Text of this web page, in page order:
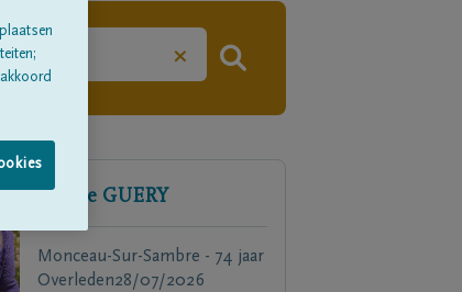
×
Arlette GUERY
Monceau-Sur-Sambre - 74 jaar
Overleden28/07/2026